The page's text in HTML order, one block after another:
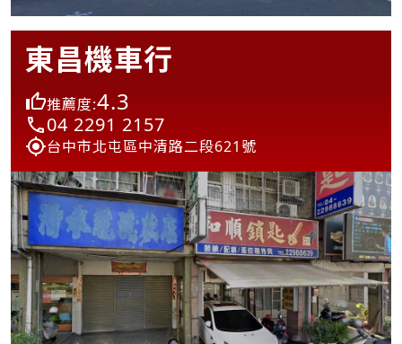
東昌機車行
推薦度:4.3
04 2291 2157
台中市北屯區中清路二段621號